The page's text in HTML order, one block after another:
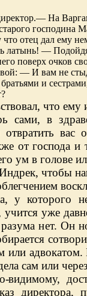
На
господина
отец дал ему
латынь! —
поверх очков
— И вам не
и
что ему
сами, в
отвратить
от господа
ум в голове
чтобы
у которого
учится уже
нет. Он
или
сам или
видимому,
директора,